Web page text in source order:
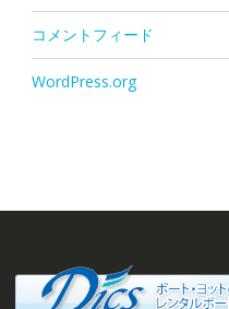
コメントフィード
WordPress.org